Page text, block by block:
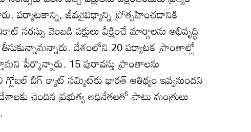
పర్యాటకాన్ని, జీవవైవిధ్యాన్ని ప్రోత్సహించడానికి
సరస్సు వెంబడి పక్షులు వీక్షించే మార్గాలను అభివృద్ధి
దేశంలోని 20 పర్యాటక ప్రాంతాల్లో
పేర్కొన్నారు. 15 పురావస్తు ప్రాంతాలను
గ్లోబల్ బిగ్ క్యాట్ సమ్మిట్‌కు భారత్‌ ఆతిథ్యం ఇవ్వనుందని
చెందిన ప్రభుత్వ అధినేతలతో పాటు మంత్రులు